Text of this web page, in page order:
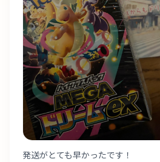
発送がとても早かったです！